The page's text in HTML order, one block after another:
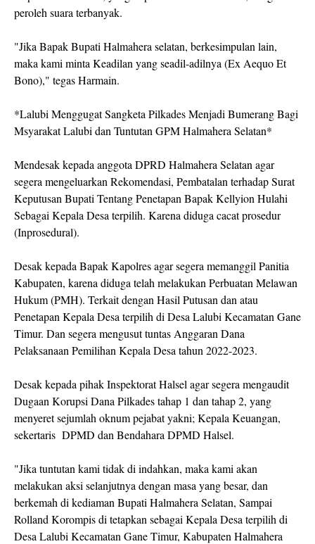
peroleh suara terbanyak.
"Jika Bapak Bupati Halmahera selatan, berkesimpulan lain,
maka kami minta Keadilan yang seadil-adilnya (Ex Aequo Et
Bono)," tegas Harmain.
*Lalubi Menggugat Sangketa Pilkades Menjadi Bumerang Bagi
Msyarakat Lalubi dan Tuntutan GPM Halmahera Selatan*
Mendesak kepada anggota DPRD Halmahera Selatan agar
segera mengeluarkan Rekomendasi, Pembatalan terhadap Surat
Keputusan Bupati Tentang Penetapan Bapak Kellyion Hulahi
Sebagai Kepala Desa terpilih. Karena diduga cacat prosedur
(Inprosedural).
Desak kepada Bapak Kapolres agar segera memanggil Panitia
Kabupaten, karena diduga telah melakukan Perbuatan Melawan
Hukum (PMH). Terkait dengan Hasil Putusan dan atau
Penetapan Kepala Desa terpilih di Desa Lalubi Kecamatan Gane
Timur. Dan segera mengusut tuntas Anggaran Dana
Pelaksanaan Pemilihan Kepala Desa tahun 2022-2023.
Desak kepada pihak Inspektorat Halsel agar segera mengaudit
Dugaan Korupsi Dana Pilkades tahap 1 dan tahap 2, yang
menyeret sejumlah oknum pejabat yakni; Kepala Keuangan,
sekertaris DPMD dan Bendahara DPMD Halsel.
"Jika tuntutan kami tidak di indahkan, maka kami akan
melakukan aksi selanjutnya dengan masa yang besar, dan
berkemah di kediaman Bupati Halmahera Selatan, Sampai
Rolland Korompis di tetapkan sebagai Kepala Desa terpilih di
Desa Lalubi Kecamatan Gane Timur, Kabupaten Halmahera